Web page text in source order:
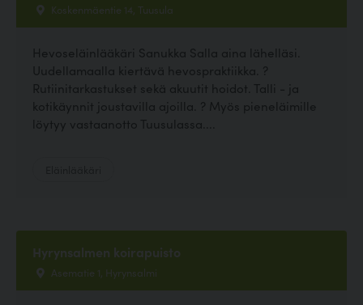
Koskenmäentie 14, Tuusula
Hevoseläinlääkäri Sanukka Salla aina lähelläsi.
Uudellamaalla kiertävä hevospraktiikka. ?
Rutiinitarkastukset sekä akuutit hoidot. Talli - ja
kotikäynnit joustavilla ajoilla. ? Myös pieneläimille
löytyy vastaanotto Tuusulassa....
Hyrynsalmen koirapuisto
Asematie 1, Hyrynsalmi